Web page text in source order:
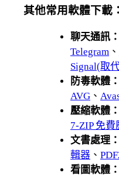
其他常用軟體下載：
聊天通訊：
Telegram 、
Signal(取
防毒軟體：
AVG 、
壓縮軟體：
7-ZIP 免
文書處理：
輯器 、
看圖軟體：